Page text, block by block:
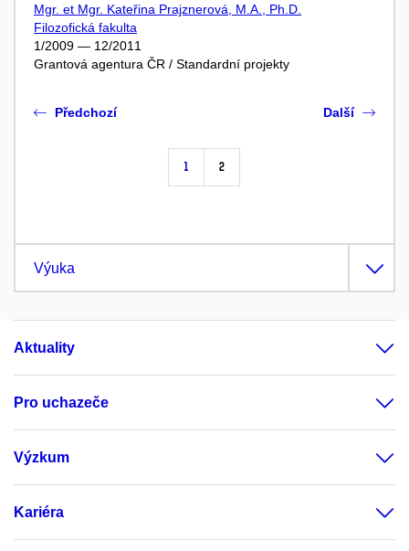
Mgr. et Mgr. Kateřina Prajznerová, M.A., Ph.D.
Filozofická fakulta
1/2009 — 12/2011
Grantová agentura ČR / Standardní projekty
Předchozí
1 2
Další
Výuka
Aktuality
Pro uchazeče
Výzkum
Kariéra